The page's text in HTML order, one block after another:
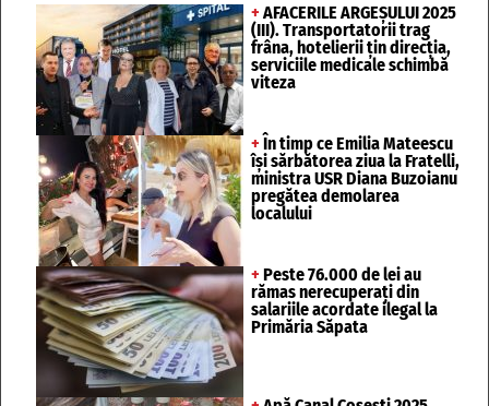
+ AFACERILE ARGEȘULUI 2025
(III). Transportatorii trag
frâna, hotelierii țin direcția,
serviciile medicale schimbă
viteza
+ În timp ce Emilia Mateescu
își sărbătorea ziua la Fratelli,
ministra USR Diana Buzoianu
pregătea demolarea
localului
+ Peste 76.000 de lei au
rămas nerecuperați din
salariile acordate ilegal la
Primăria Săpata